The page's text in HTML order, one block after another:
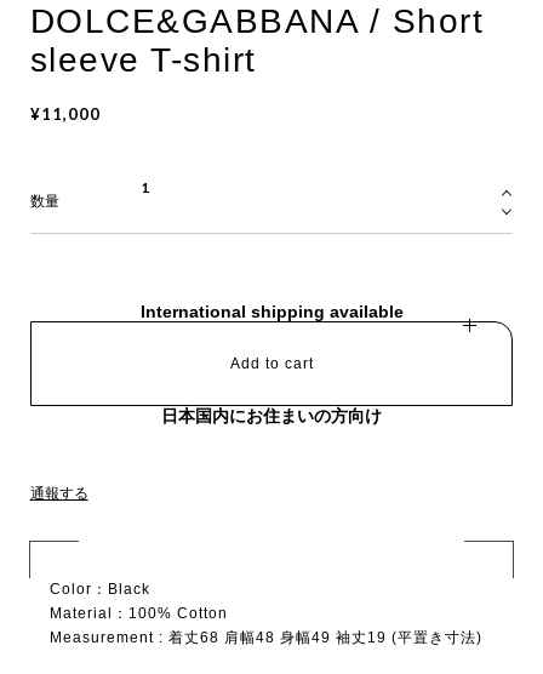
DOLCE&GABBANA / Short
sleeve T-shirt
¥11,000
数量
International shipping available
Add to cart
日本国内にお住まいの方向け
通報する
Color：Black
Material：100% Cotton
Measurement : 着丈68 肩幅48 身幅49 袖丈19 (平置き寸法)